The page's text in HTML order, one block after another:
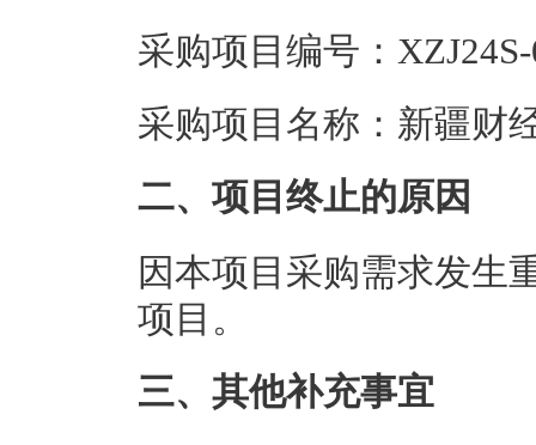
采购项目编号：
采购项目名称：新疆财
二、项目终止的原因
因本项目采购需求发生
项目。
三、其他补充事宜